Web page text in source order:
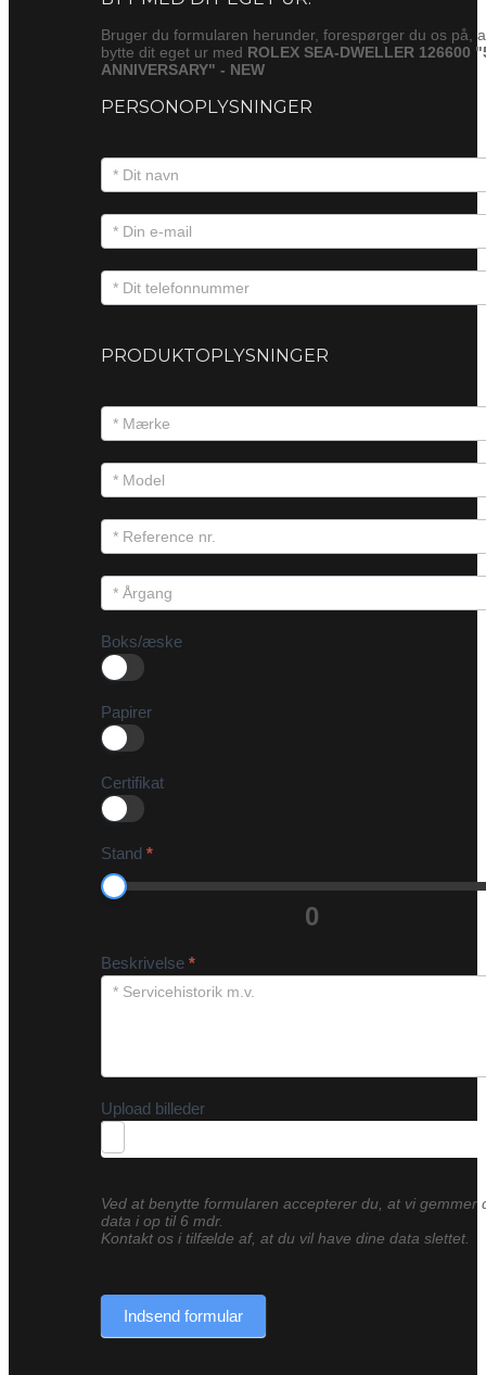
Bruger du formularen herunder, forespørger du os på,
bytte dit eget ur med ROLEX SEA-DWELLER 126600
ANNIVERSARY" - NEW
PERSONOPLYSNINGER
PRODUKTOPLYSNINGER
Boks/æske
Papirer
Certifikat
Stand *
0
Beskrivelse *
Upload billeder
Ved at benytte formularen accepterer du, at vi gemmer
data i op til 6 mdr.
Kontakt os i tilfælde af, at du vil have dine data slettet.
Indsend formular